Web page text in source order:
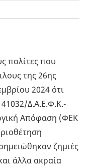
πολίτες που
της 26ης
2024 ότι
Δ.Α.Ε.Φ.Κ.-
Απόφαση (ΦΕΚ
ζημιές
άλλα ακραία